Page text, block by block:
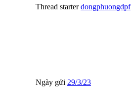
Thread starter dongphuongdpf
Ngày gửi 29/3/23